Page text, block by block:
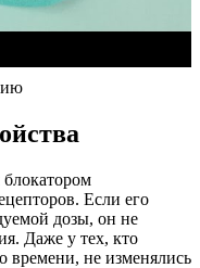
Если его
дозы, он не
Даже у тех, кто
времени, не изменялись